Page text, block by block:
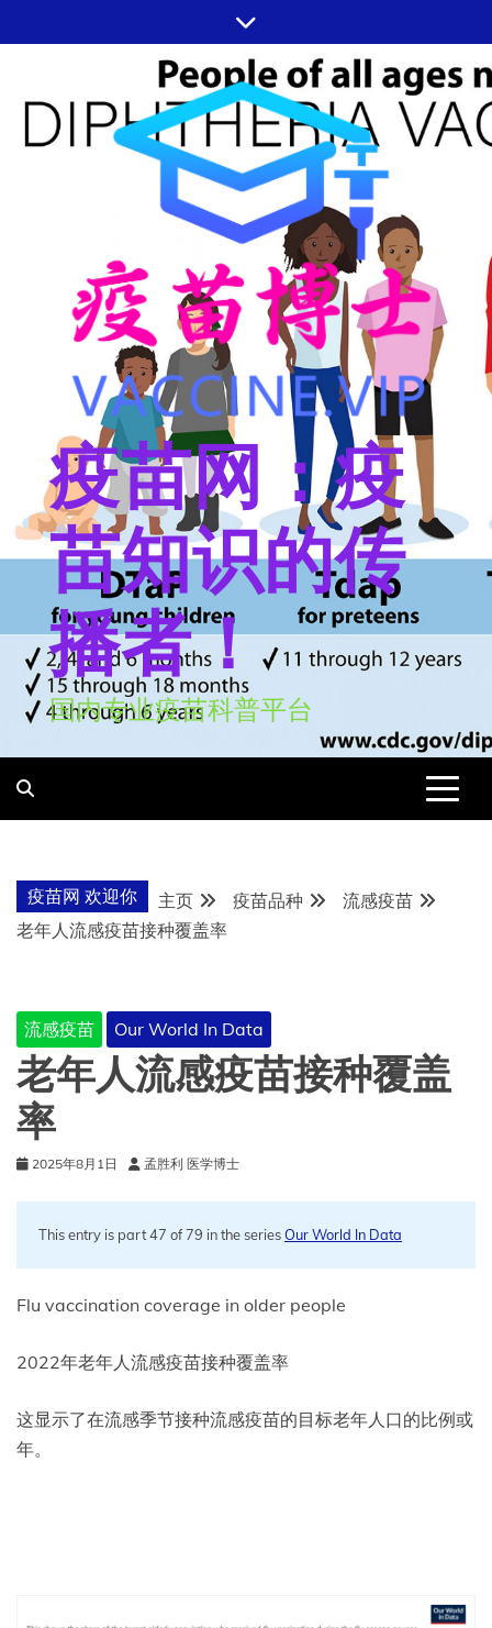
至
疫苗网：疫
苗知识的传
播者！
国内专业疫苗科普平台
疫苗网 欢迎你 主页 疫苗品种
流感疫苗
老年人流感疫苗接种覆盖率
流感疫苗 Our World In Data
老年人流感疫苗接种覆盖
率
2025年8月1日 孟胜利 医学博士
This entry is part 47 of 79 in the seriesOur World In Data
Flu vaccination coverage in older people
2022年老年人流感疫苗接种覆盖率
这显示了在流感季节接种流感疫苗的目标老年人口的比例或
年。